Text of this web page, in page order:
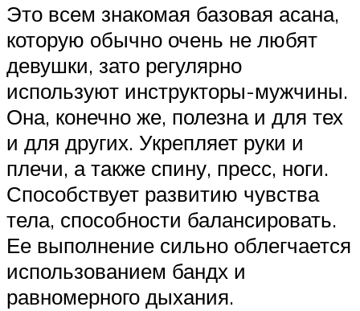
Это всем знакомая базовая асана,
которую обычно очень не любят
девушки, зато регулярно
используют инструкторы-мужчины.
Она, конечно же, полезна и для тех
и для других. Укрепляет руки и
плечи, а также спину, пресс, ноги.
Способствует развитию чувства
тела, способности балансировать.
Ее выполнение сильно облегчается
использованием бандх и
равномерного дыхания.